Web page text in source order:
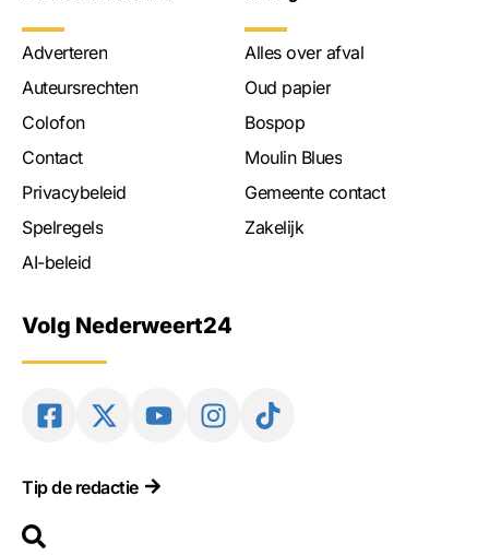
Adverteren
Auteursrechten
Colofon
Contact
Privacybeleid
Spelregels
AI-beleid
Alles over afval
Oud papier
Bospop
Moulin Blues
Gemeente contact
Zakelijk
Volg Nederweert24
Tip de redactie